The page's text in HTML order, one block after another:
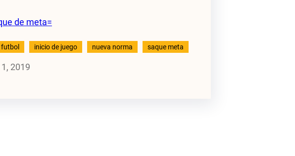
de meta=
futbol inicio de juego nueva norma saque meta
2019